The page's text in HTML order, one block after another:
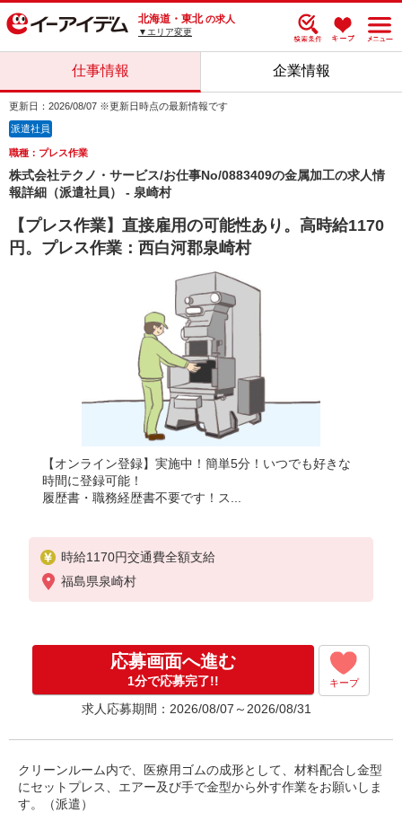
北海道・東北 の求人
▼エリア変更
仕事情報 企業情報
更新日：2026/08/07 ※更新日時点の最新情報です
派遣社員
職種：プレス作業
株式会社テクノ・サービス/お仕事No/0883409の金属加工の求人情
報詳細（派遣社員） - 泉崎村
【プレス作業】直接雇用の可能性あり。高時給1170
円。プレス作業：西白河郡泉崎村
【オンライン登録】実施中！簡単5分！いつでも好きな
時間に登録可能！
履歴書・職務経歴書不要です！ス...
時給1170円交通費全額支給
福島県泉崎村
応募画面へ進む
1分で応募完了!! キープ
求人応募期間：2026/08/07～2026/08/31
クリーンルーム内で、医療用ゴムの成形として、材料配合し金型
にセットプレス、エアー及び手で金型から外す作業をお願いしま
す。（派遣）